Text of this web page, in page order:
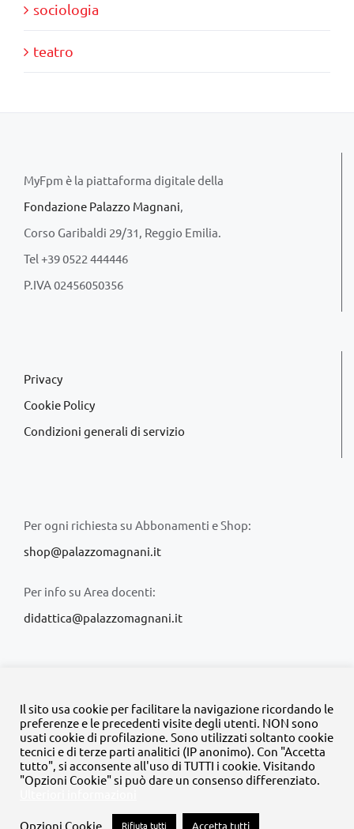
sociologia
teatro
MyFpm è la piattaforma digitale della
Fondazione Palazzo Magnani,
Corso Garibaldi 29/31, Reggio Emilia.
Tel +39 0522 444446
P.IVA 02456050356
Privacy
Cookie Policy
Condizioni generali di servizio
Per ogni richiesta su Abbonamenti e Shop:
shop@palazzomagnani.it
Per info su Area docenti:
didattica@palazzomagnani.it
© Copyright 2020 -2026 | Tutti i diritti riservati | MyFpm è un
progetto dellaFondazione Palazzo Magnani
FacebookInstagram
TwitterLinkedInYouTube
Il sito usa cookie per facilitare la navigazione ricordando le
preferenze e le precedenti visite degli utenti. NON sono
usati cookie di profilazione. Sono utilizzati soltanto cookie
tecnici e di terze parti analitici (IP anonimo). Con "Accetta
tutto", si acconsente all'uso di TUTTI i cookie. Visitando
"Opzioni Cookie" si può dare un consenso differenziato.
Opzioni Cookie Rifiuta tutti Accetta tutti